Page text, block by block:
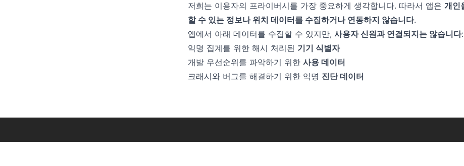
저희는 이용자의 프라이버시를 가장 중요하게 생각합니다. 따라서 앱은 개인
할 수 있는 정보나 위치 데이터를 수집하거나 연동하지 않습니다.
앱에서 아래 데이터를 수집할 수 있지만, 사용자 신원과 연결되지는 않습니다:
익명 집계를 위한 해시 처리된 기기 식별자
개발 우선순위를 파악하기 위한 사용 데이터
크래시와 버그를 해결하기 위한 익명 진단 데이터